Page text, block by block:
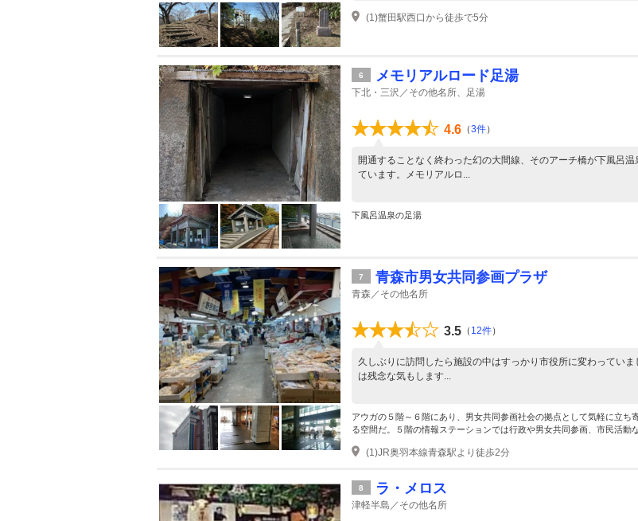
(1)蟹田駅西口から徒歩で5分
6 メモリアルロード足湯
下北・三沢／その他名所、足湯
4.6 （3件）
開通することなく終わった幻の大間線、そのアーチ橋が下風呂
ています。メモリアルロ...
下風呂温泉の足湯
7 青森市男女共同参画プラザ
青森／その他名所
3.5 （ 12件）
久しぶりに訪問したら施設の中はすっかり市役所に変わってい
は残念な気もします...
アウガの５階～６階にあり、男女共同参画社会の拠点として気軽に立ち
る空間だ。５階の情報ステーションでは行政や男女共同参画、市民活動
(1)JR奥羽本線青森駅より徒歩2分
8 ラ・メロス
津軽半島／その他名所